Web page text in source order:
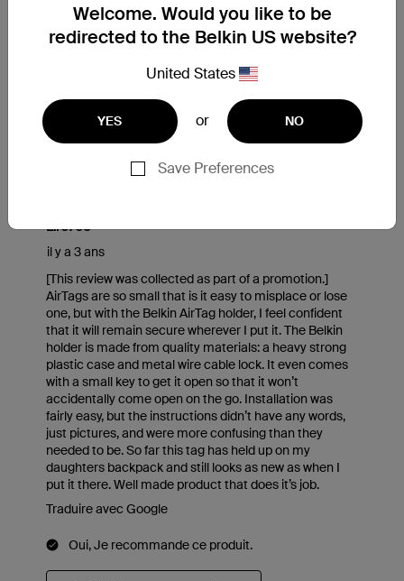
Welcome. Would you like to be
redirected to the Belkin US website?
United States
YES or NO
Save Preferences